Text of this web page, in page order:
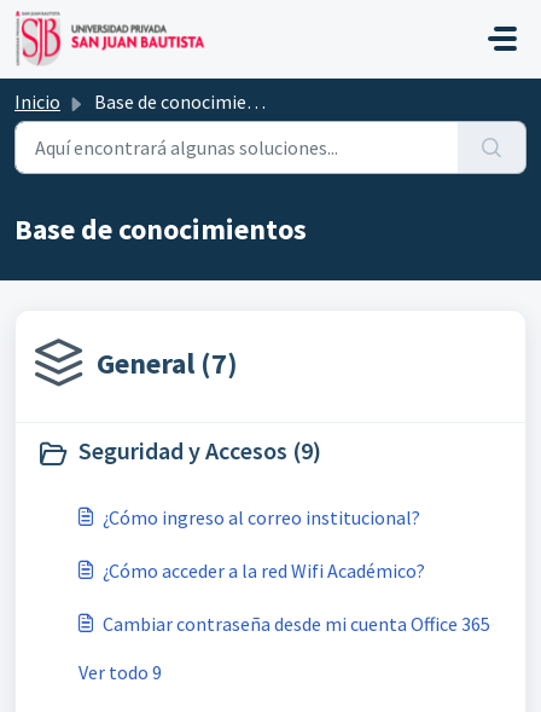
Saltar al contenido principal
Inicio Base de conocimientos
Base de conocimientos
General (7)
Seguridad y Accesos (9)
¿Cómo ingreso al correo institucional?
¿Cómo acceder a la red Wifi Académico?
Cambiar contraseña desde mi cuenta Office 365
Ver todo 9